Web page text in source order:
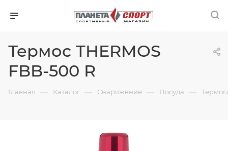
Термос THERMOS
FBB-500 R
Главная — Каталог — Снаряжение — Посуда —